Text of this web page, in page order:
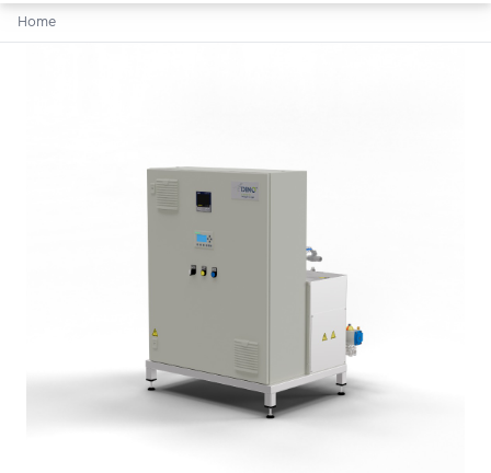
Home